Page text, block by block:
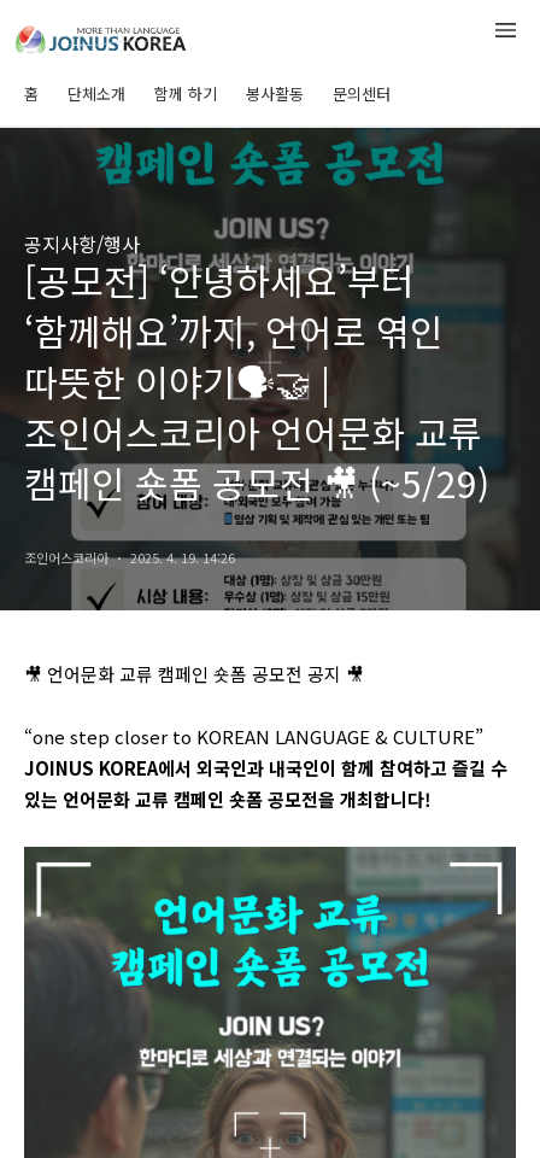
홈 단체소개 함께 하기 봉사활동 문의센터
공지사항/행사
[공모전] ‘안녕하세요’부터
‘함께해요’까지, 언어로 엮인
따뜻한 이야기🗣️🤝 |
조인어스코리아 언어문화 교류
캠페인 숏폼 공모전 🎥 (~5/29)
조인어스코리아 2025. 4. 19. 14:26
🎥 언어문화 교류 캠페인 숏폼 공모전 공지 🎥
“one step closer to KOREAN LANGUAGE & CULTURE”
JOINUS KOREA에서 외국인과 내국인이 함께 참여하고 즐길 수
있는 언어문화 교류 캠페인 숏폼 공모전을 개최합니다!